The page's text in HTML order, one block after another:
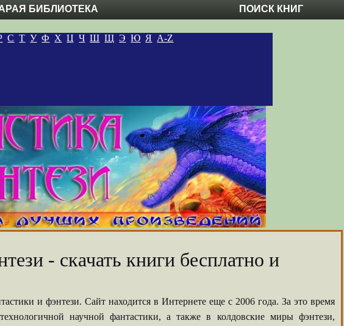
БИБЛИОТЕКА ПОИСК КНИГ
С Т У Ф Х Ц Ч Ш Щ Э Ю Я A-Z
- скачать книги бесплатно и
и фэнтези. Сайт находится в Интернете еще с 2006 года. За это время
научной фантастики, а также в колдовские миры фэнтези,